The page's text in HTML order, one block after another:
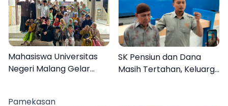
Mahasiswa Universitas
Negeri Malang Gelar
SK Pensiun dan Dana
Masih Tertahan, Keluarga
Pamekasan